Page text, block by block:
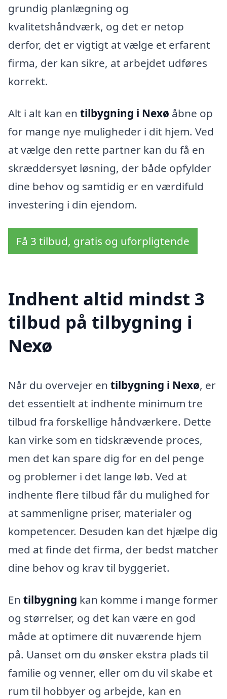
grundig planlægning og
kvalitetshåndværk, og det er netop
derfor, det er vigtigt at vælge et erfarent
firma, der kan sikre, at arbejdet udføres
korrekt.
Alt i alt kan en tilbygning i Nexø åbne op
for mange nye muligheder i dit hjem. Ved
at vælge den rette partner kan du få en
skræddersyet løsning, der både opfylder
dine behov og samtidig er en værdifuld
investering i din ejendom.
Få 3 tilbud, gratis og uforpligtende
Indhent altid mindst 3
tilbud på tilbygning i
Nexø
Når du overvejer en tilbygning i Nexø, er
det essentielt at indhente minimum tre
tilbud fra forskellige håndværkere. Dette
kan virke som en tidskrævende proces,
men det kan spare dig for en del penge
og problemer i det lange løb. Ved at
indhente flere tilbud får du mulighed for
at sammenligne priser, materialer og
kompetencer. Desuden kan det hjælpe dig
med at finde det firma, der bedst matcher
dine behov og krav til byggeriet.
En tilbygning kan komme i mange former
og størrelser, og det kan være en god
måde at optimere dit nuværende hjem
på. Uanset om du ønsker ekstra plads til
familie og venner, eller om du vil skabe et
rum til hobbyer og arbejde, kan en